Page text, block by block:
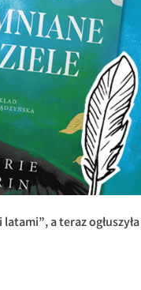
a teraz ogłuszyła